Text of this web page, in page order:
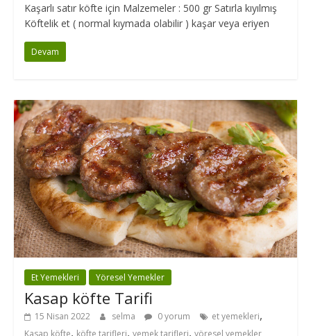
Kaşarlı satır köfte için Malzemeler : 500 gr Satırla kıyılmış
Köftelik et ( normal kıymada olabilir ) kaşar veya eriyen
Devam
Et Yemekleri Yöresel Yemekler
Kasap köfte Tarifi
15 Nisan 2022 selma 0 yorum et yemekleri,
Kasap köfte, köfte tarifleri, yemek tarifleri, yöresel yemekler